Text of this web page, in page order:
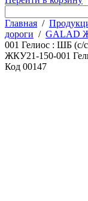
Главная /
дороги / GALAD
001 Гелиос : ШБ (с/
ЖКУ21-150-001
Код 00147